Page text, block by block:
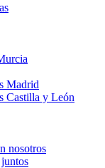
Madrid
Castilla y León
nosotros